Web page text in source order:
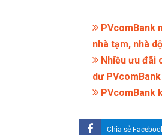
PVcomBank
nhà tạm, nhà
Nhiều ưu đãi
dư PVcomBank
PVcomBank
Chia sẻ